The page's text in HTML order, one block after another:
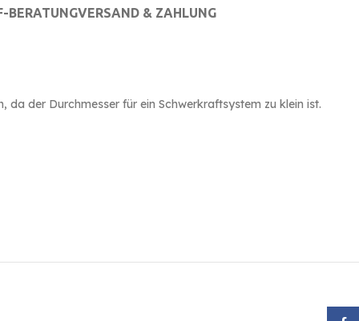
BERATUNGVERSAND & ZAHLUNG
der Durchmesser für ein Schwerkraftsystem zu klein ist.